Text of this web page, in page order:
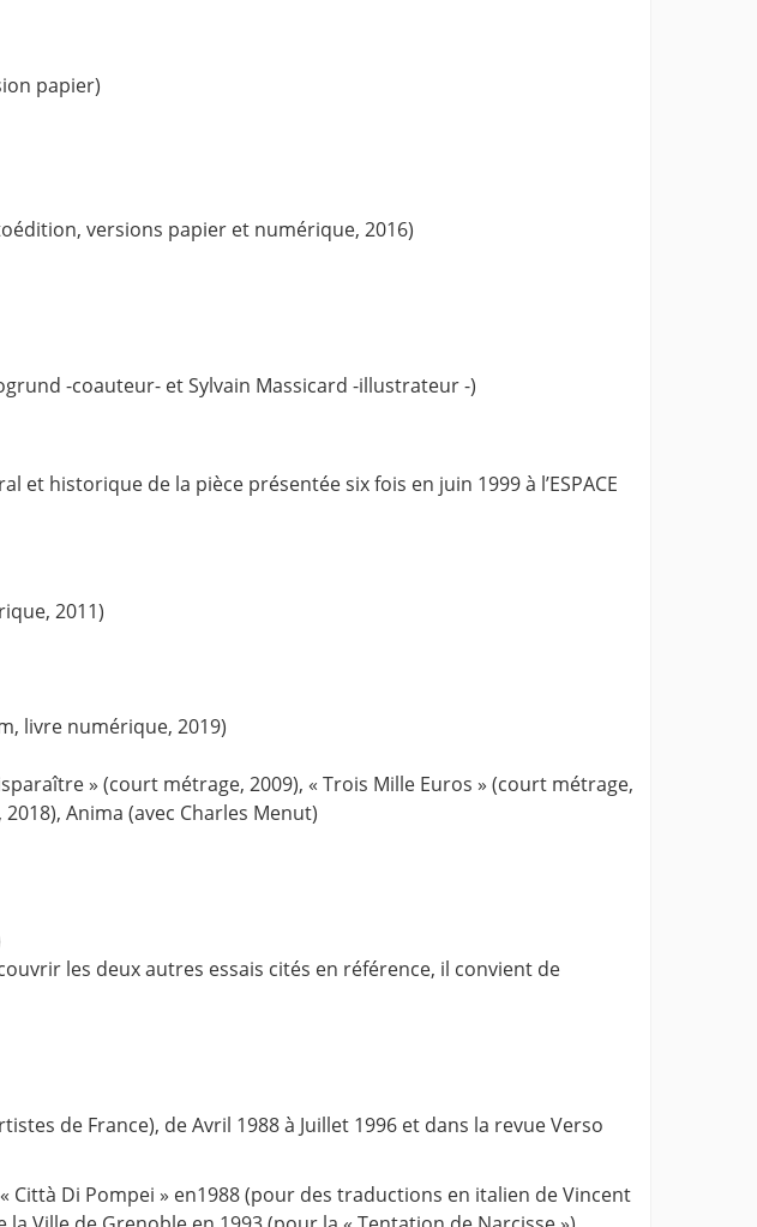
papier)
versions papier et numérique, 2016)
-coauteur- et Sylvain Massicard -illustrateur -)
historique de la pièce présentée six fois en juin 1999 à l’ESPACE
2011)
livre numérique, 2019)
» (court métrage, 2009), « Trois Mille Euros » (court métrage,
Anima (avec Charles Menut)
les deux autres essais cités en référence, il convient de
de France), de Avril 1988 à Juillet 1996 et dans la revue Verso
Di Pompei » en1988 (pour des traductions en italien de Vincent